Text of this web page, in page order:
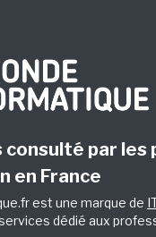
consulté par les
en France
est une marque de
dédié aux